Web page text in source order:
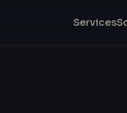
Services